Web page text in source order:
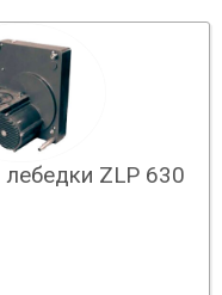
лебедки ZLP 630